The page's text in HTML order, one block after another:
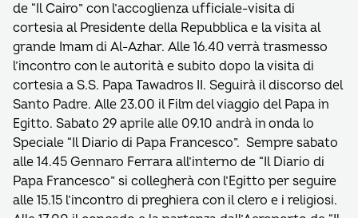
de “Il Cairo” con l’accoglienza ufficiale-visita di
cortesia al Presidente della Repubblica e la visita al
grande Imam di Al-Azhar. Alle 16.40 verrà trasmesso
l’incontro con le autorità e subito dopo la visita di
cortesia a S.S. Papa Tawadros II. Seguirà il discorso del
Santo Padre. Alle 23.00 il Film del viaggio del Papa in
Egitto. Sabato 29 aprile alle 09.10 andrà in onda lo
Speciale “Il Diario di Papa Francesco”. Sempre sabato
alle 14.45 Gennaro Ferrara all’interno de “Il Diario di
Papa Francesco” si collegherà con l’Egitto per seguire
alle 15.15 l’incontro di preghiera con il clero e i religiosi.